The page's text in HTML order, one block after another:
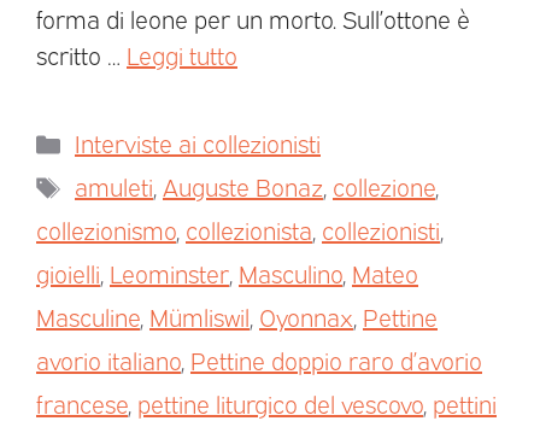
forma di leone per un morto. Sull’ottone è
scritto … Leggi tutto
Interviste ai collezionisti
amuleti Auguste Bonaz collezione
collezionismo collezionista collezionisti
gioielli Leominster Masculino Mateo
Masculine Mümliswil Oyonnax Pettine
avorio italiano Pettine doppio raro d’avorio
francese pettine liturgico del vescovo pettini